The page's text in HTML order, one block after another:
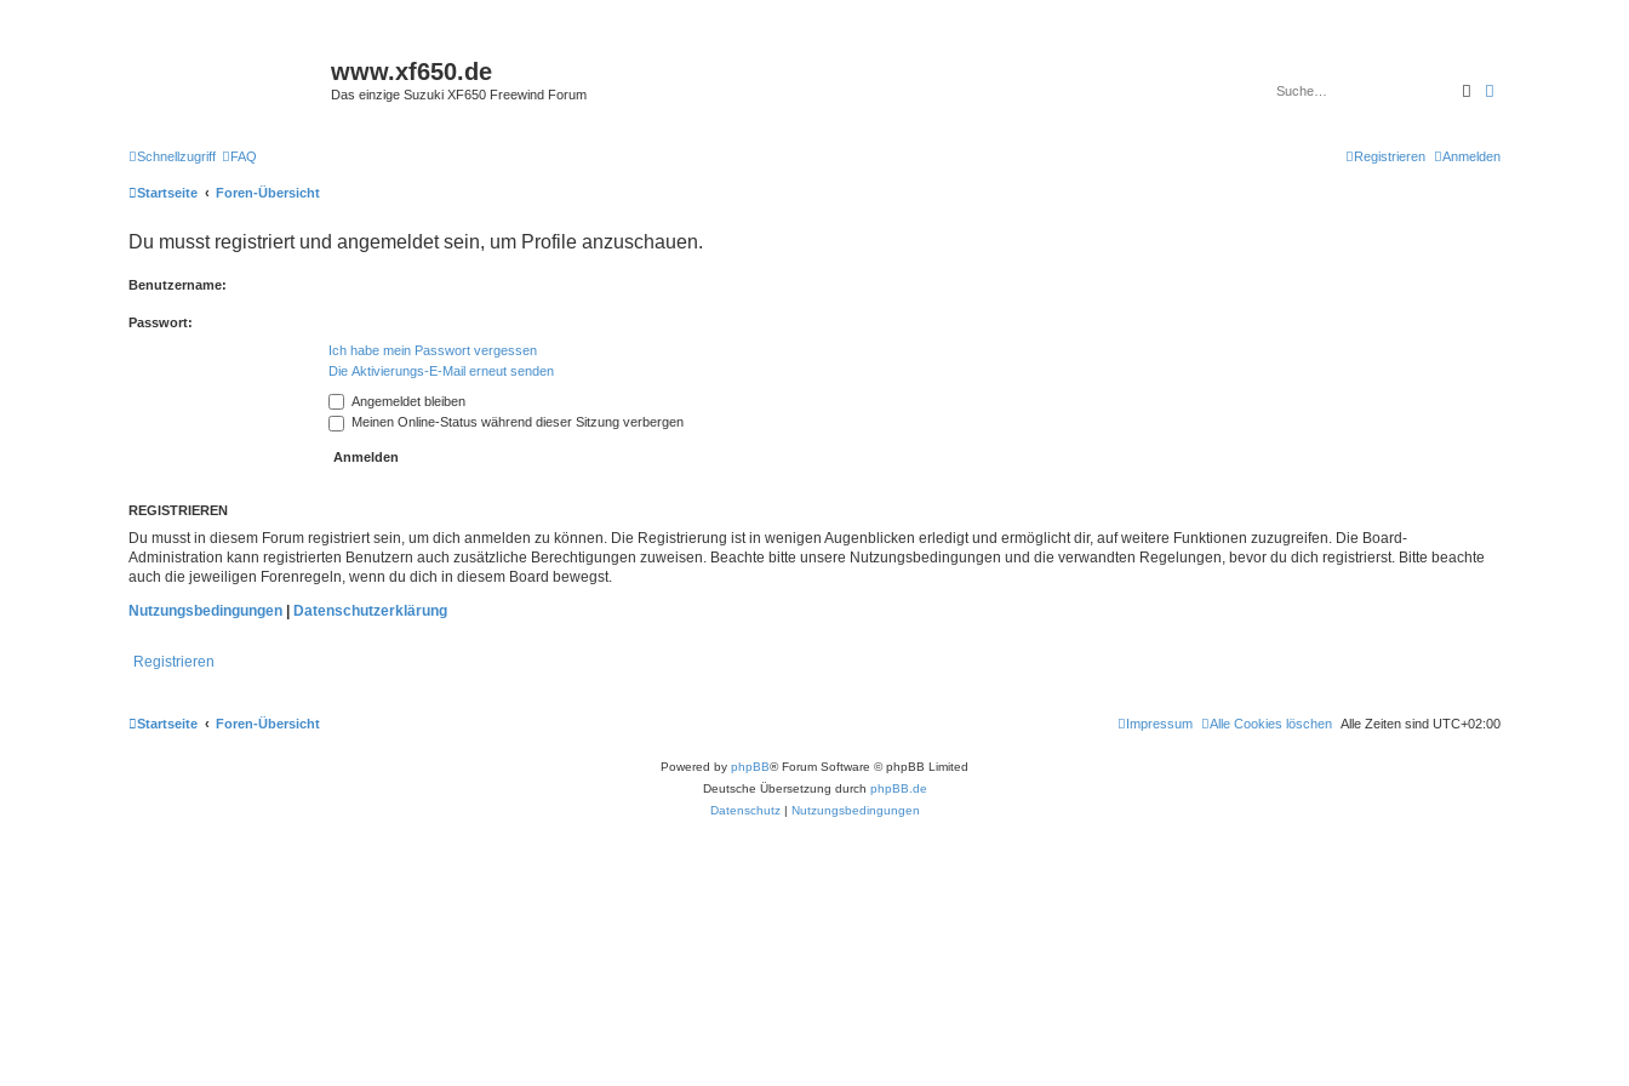
www.xf650.de
Das einzige Suzuki XF650 Freewind Forum Suche
Schnellzugriff FAQ Anmelden
Registrieren
Startseite Foren-Übersicht
Du musst registriert und angemeldet sein, um Profile anzuschauen.
Benutzername:
Passwort:
Ich habe mein Passwort vergessen
Die Aktivierungs-E-Mail erneut senden
Angemeldet bleiben
Meinen Online-Status während dieser Sitzung verbergen
REGISTRIEREN
Du musst in diesem Forum registriert sein, um dich anmelden zu können. Die Registrierung ist in wenigen Augenblicken erledigt und ermöglicht dir, auf weitere Funktionen zuzugreifen. Die Board-
Administration kann registrierten Benutzern auch zusätzliche Berechtigungen zuweisen. Beachte bitte unsere Nutzungsbedingungen und die verwandten Regelungen, bevor du dich registrierst. Bitte beachte
auch die jeweiligen Forenregeln, wenn du dich in diesem Board bewegst.
Nutzungsbedingungen
Datenschutzerklärung
Registrieren
Startseite Foren-Übersicht Alle Zeiten sind UTC+02:00
Alle Cookies löschen
Impressum
Powered by phpBB® Forum Software © phpBB Limited
Deutsche Übersetzung durch phpBB.de
Datenschutz| Nutzungsbedingungen